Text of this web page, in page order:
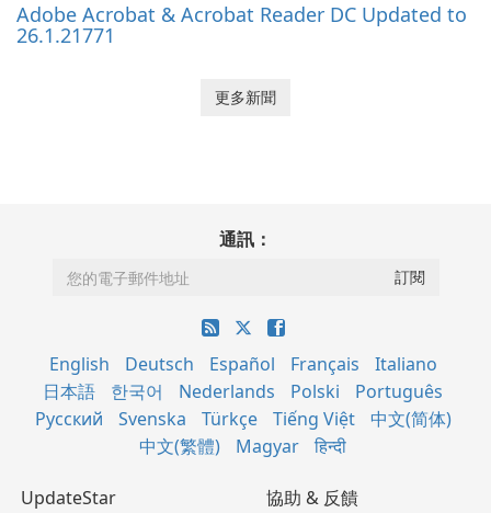
Adobe Acrobat & Acrobat Reader DC Updated to
26.1.21771
更多新聞
通訊：
English Deutsch Español Français
Italiano
日本語
한국어 Nederlands Polski
Português
Русский
Svenska Türkçe Tiếng Việt
中文(简体)
中文(繁體)
Magyar हिन्दी
UpdateStar
協助 & 反饋